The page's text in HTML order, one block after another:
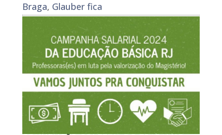
Braga, Glauber fica